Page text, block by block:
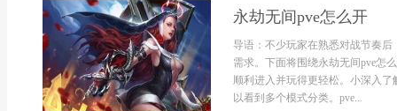
永劫无间pve怎么开
导语：不少玩家在熟悉对战节奏
需求。下面将围绕永劫无间pve怎
顺利进入并玩得更轻松。小深入
以看到多个模式分类。pve...